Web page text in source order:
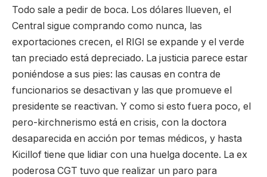
Todo sale a pedir de boca. Los dólares llueven, el
Central sigue comprando como nunca, las
exportaciones crecen, el RIGI se expande y el verde
tan preciado está depreciado. La justicia parece estar
poniéndose a sus pies: las causas en contra de
funcionarios se desactivan y las que promueve el
presidente se reactivan. Y como si esto fuera poco, el
pero-kirchnerismo está en crisis, con la doctora
desaparecida en acción por temas médicos, y hasta
Kicillof tiene que lidiar con una huelga docente. La ex
poderosa CGT tuvo que realizar un paro para